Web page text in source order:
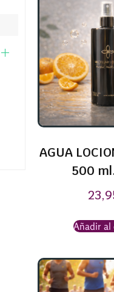
AGUA
500
Añadir al